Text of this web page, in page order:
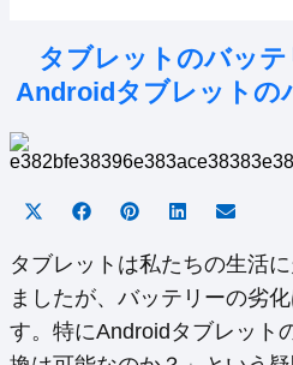
タブレットのバッテ
Androidタブレットの
Share
X
(Twitter)
Share
Facebook
Share
Pinterest
Share
LinkedInEmail
タブレットは私たちの生活
ましたが、バッテリーの劣
す。特にAndroidタブレット